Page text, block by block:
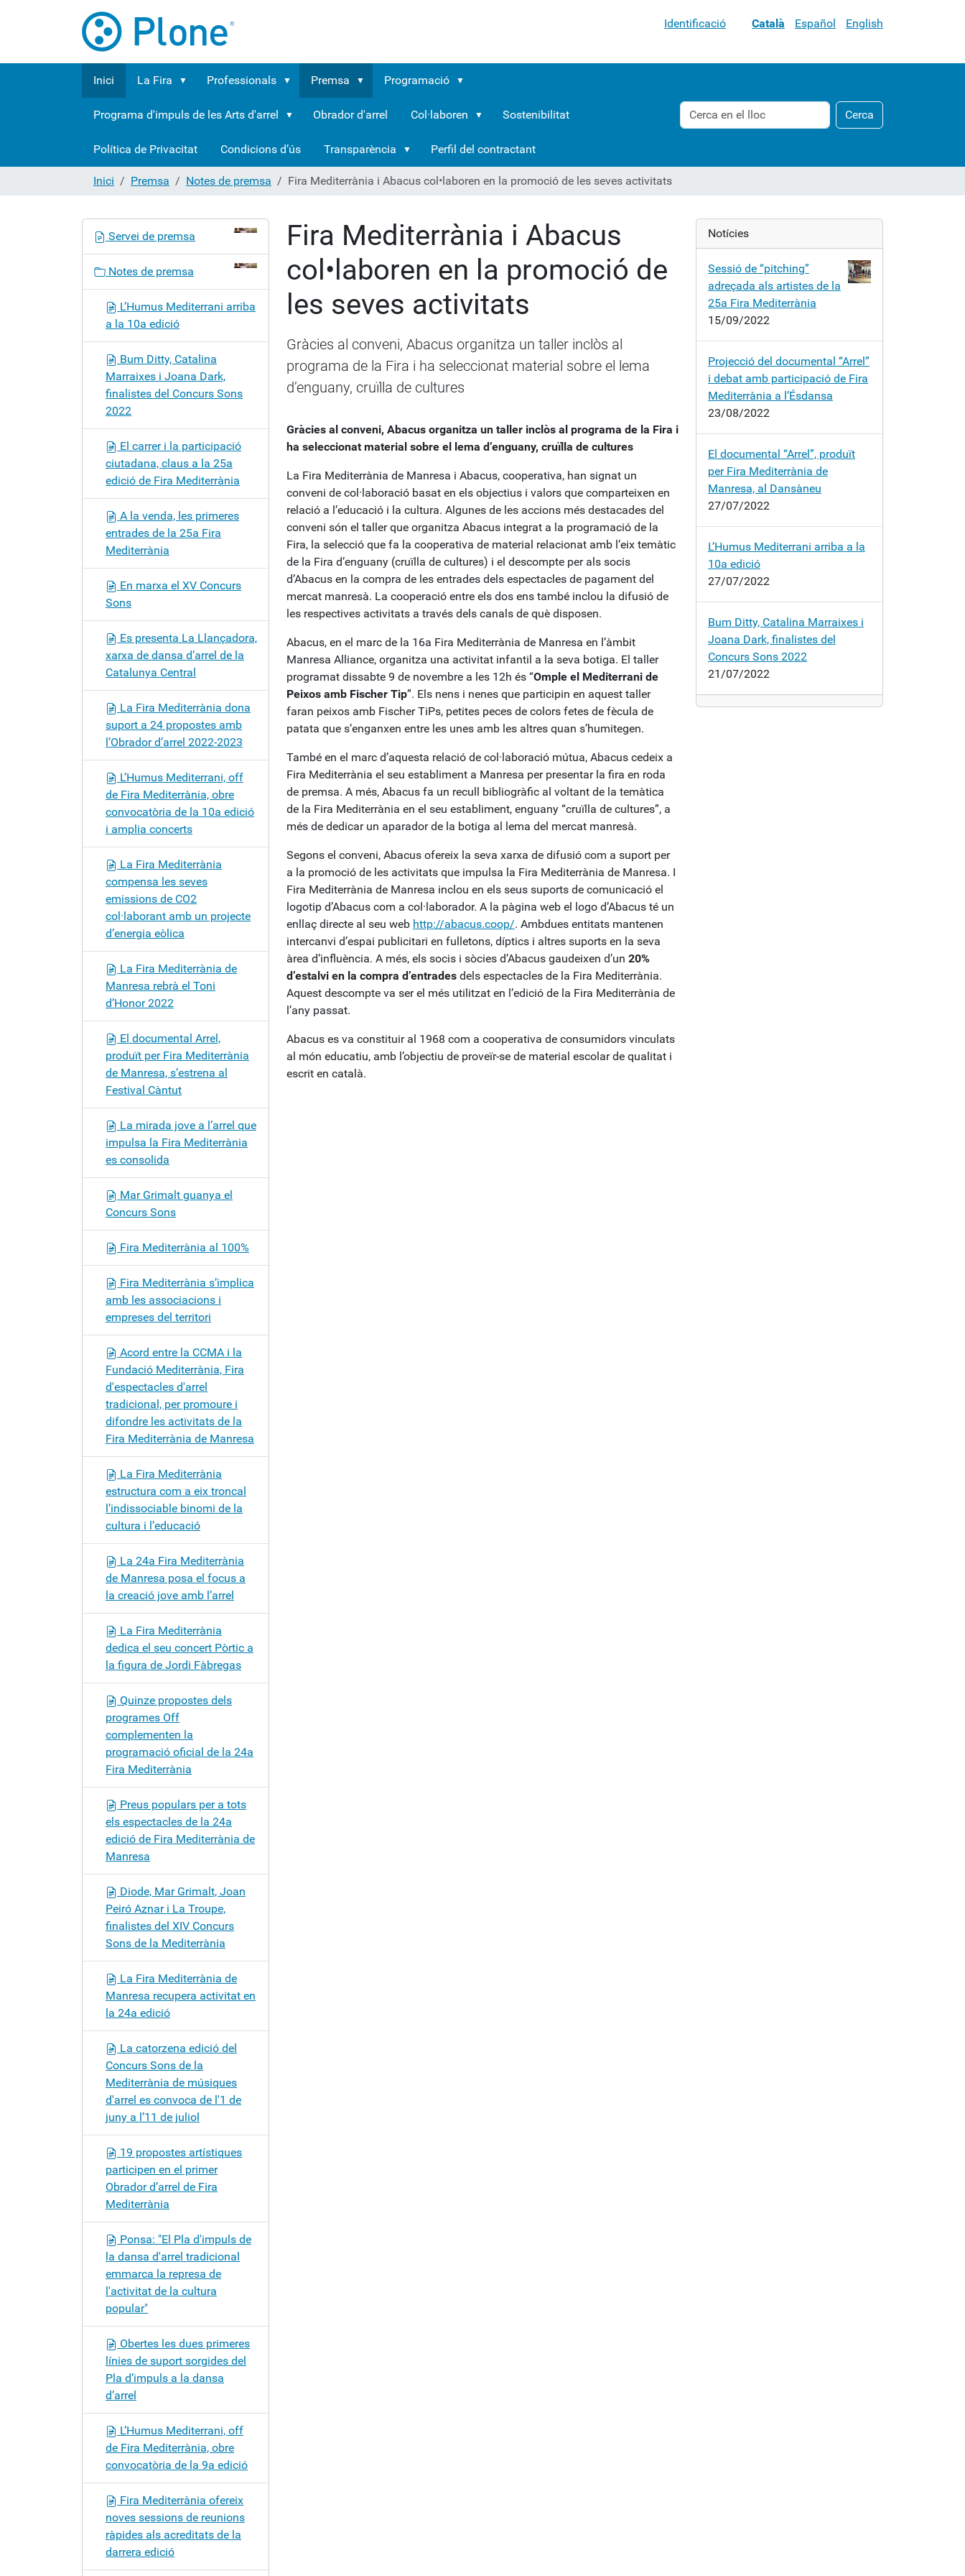
Identificació Català Español English
Inici La Fira Professionals Premsa Programació
Programa d'impuls de les Arts d'arrel Obrador d'arrel Col·laboren Sostenibilitat
Política de Privacitat Condicions d’ús Transparència Perfil del contractant
Cerca Cerca
Cerca
avançada…
Inici Premsa Notes de premsa Fira Mediterrània i Abacus col•laboren en la promoció de les seves activitats
Fira Mediterrània i Abacus
col•laboren en la promoció de
les seves activitats
Gràcies al conveni, Abacus organitza un taller inclòs al
programa de la Fira i ha seleccionat material sobre el lema
d’enguany, cruïlla de cultures
Gràcies al conveni, Abacus organitza un taller inclòs al programa de la Fira i
ha seleccionat material sobre el lema d’enguany, cruïlla de cultures
La Fira Mediterrània de Manresa i Abacus, cooperativa, han signat un
conveni de col·laboració basat en els objectius i valors que comparteixen en
relació a l’educació i la cultura. Algunes de les accions més destacades del
conveni són el taller que organitza Abacus integrat a la programació de la
Fira, la selecció que fa la cooperativa de material relacionat amb l’eix temàtic
de la Fira d’enguany (cruïlla de cultures) i el descompte per als socis
d’Abacus en la compra de les entrades dels espectacles de pagament del
mercat manresà. La cooperació entre els dos ens també inclou la difusió de
les respectives activitats a través dels canals de què disposen.
Abacus, en el marc de la 16a Fira Mediterrània de Manresa en l’àmbit
Manresa Alliance, organitza una activitat infantil a la seva botiga. El taller
programat dissabte 9 de novembre a les 12h és “Omple el Mediterrani de
Peixos amb Fischer Tip”. Els nens i nenes que participin en aquest taller
faran peixos amb Fischer TiPs, petites peces de colors fetes de fècula de
patata que s’enganxen entre les unes amb les altres quan s’humitegen.
També en el marc d’aquesta relació de col·laboració mútua, Abacus cedeix a
Fira Mediterrània el seu establiment a Manresa per presentar la fira en roda
de premsa. A més, Abacus fa un recull bibliogràfic al voltant de la temàtica
de la Fira Mediterrània en el seu establiment, enguany “cruïlla de cultures”, a
més de dedicar un aparador de la botiga al lema del mercat manresà.
Segons el conveni, Abacus ofereix la seva xarxa de difusió com a suport per
a la promoció de les activitats que impulsa la Fira Mediterrània de Manresa. I
Fira Mediterrània de Manresa inclou en els seus suports de comunicació el
logotip d’Abacus com a col·laborador. A la pàgina web el logo d’Abacus té un
enllaç directe al seu web http://abacus.coop/. Ambdues entitats mantenen
intercanvi d’espai publicitari en fulletons, díptics i altres suports en la seva
àrea d’influència. A més, els socis i sòcies d’Abacus gaudeixen d’un 20%
d’estalvi en la compra d’entrades dels espectacles de la Fira Mediterrània.
Aquest descompte va ser el més utilitzat en l’edició de la Fira Mediterrània de
l’any passat.
Abacus es va constituir al 1968 com a cooperativa de consumidors vinculats
al món educatiu, amb l’objectiu de proveïr-se de material escolar de qualitat i
escrit en català.
Servei de premsa
Notes de premsa
L’Humus Mediterrani arriba
a la 10a edició
Bum Ditty, Catalina
Marraixes i Joana Dark,
finalistes del Concurs Sons
2022
El carrer i la participació
ciutadana, claus a la 25a
edició de Fira Mediterrània
A la venda, les primeres
entrades de la 25a Fira
Mediterrània
En marxa el XV Concurs
Sons
Es presenta La Llançadora,
xarxa de dansa d’arrel de la
Catalunya Central
La Fira Mediterrània dona
suport a 24 propostes amb
l’Obrador d’arrel 2022-2023
L’Humus Mediterrani, off
de Fira Mediterrània, obre
convocatòria de la 10a edició
i amplia concerts
La Fira Mediterrània
compensa les seves
emissions de CO2
col·laborant amb un projecte
d’energia eòlica
La Fira Mediterrània de
Manresa rebrà el Toni
d’Honor 2022
El documental Arrel,
produït per Fira Mediterrània
de Manresa, s’estrena al
Festival Càntut
La mirada jove a l’arrel que
impulsa la Fira Mediterrània
es consolida
Mar Grimalt guanya el
Concurs Sons
Fira Mediterrània al 100%
Fira Mediterrània s’implica
amb les associacions i
empreses del territori
Acord entre la CCMA i la
Fundació Mediterrània, Fira
d'espectacles d'arrel
tradicional, per promoure i
difondre les activitats de la
Fira Mediterrània de Manresa
La Fira Mediterrània
estructura com a eix troncal
l’indissociable binomi de la
cultura i l’educació
La 24a Fira Mediterrània
de Manresa posa el focus a
la creació jove amb l’arrel
La Fira Mediterrània
dedica el seu concert Pòrtic a
la figura de Jordi Fàbregas
Quinze propostes dels
programes Off
complementen la
programació oficial de la 24a
Fira Mediterrània
Preus populars per a tots
els espectacles de la 24a
edició de Fira Mediterrània de
Manresa
Diode, Mar Grimalt, Joan
Peiró Aznar i La Troupe,
finalistes del XIV Concurs
Sons de la Mediterrània
La Fira Mediterrània de
Manresa recupera activitat en
la 24a edició
La catorzena edició del
Concurs Sons de la
Mediterrània de músiques
d'arrel es convoca de l'1 de
juny a l’11 de juliol
19 propostes artístiques
participen en el primer
Obrador d’arrel de Fira
Mediterrània
Ponsa: "El Pla d'impuls de
la dansa d'arrel tradicional
emmarca la represa de
l'activitat de la cultura
popular"
Obertes les dues primeres
línies de suport sorgides del
Pla d’impuls a la dansa
d’arrel
L’Humus Mediterrani, off
de Fira Mediterrània, obre
convocatòria de la 9a edició
Fira Mediterrània ofereix
noves sessions de reunions
ràpides als acreditats de la
darrera edició
Notícies
Sessió de “pitching”
adreçada als artistes de la
25a Fira Mediterrània
15/09/2022
Projecció del documental “Arrel”
i debat amb participació de Fira
Mediterrània a l’Ésdansa
23/08/2022
El documental “Arrel”, produït
per Fira Mediterrània de
Manresa, al Dansàneu
27/07/2022
L’Humus Mediterrani arriba a la
10a edició
27/07/2022
Bum Ditty, Catalina Marraixes i
Joana Dark, finalistes del
Concurs Sons 2022
21/07/2022